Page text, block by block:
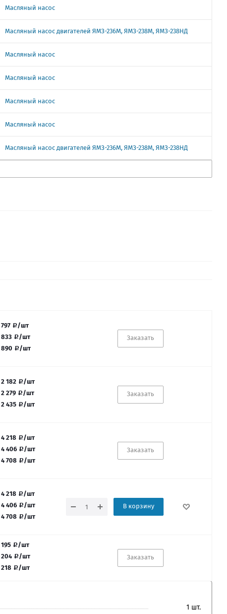
Масляный насос
Масляный насос двигателей ЯМЗ-236М, ЯМЗ-238М, ЯМЗ-238НД
Масляный насос
Масляный насос
Масляный насос
Масляный насос
Масляный насос двигателей ЯМЗ-236М, ЯМЗ-238М, ЯМЗ-238НД
797 /шт
833 /шт
890 /шт
Заказать
2 182 /шт
2 279 /шт
2 435 /шт
Заказать
4 218 /шт
4 406 /шт
4 708 /шт
Заказать
4 218 /шт
4 406 /шт
4 708 /шт
В корзину
195 /шт
204 /шт
218 /шт
Заказать
1 шт.